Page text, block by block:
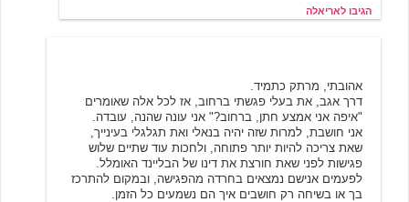
הגיבו לאריאלה
אהובתי, מרתק כתמיד.
דרך אגב, את בעלי פגשתי ברחוב, אז לכל אלה שאומרים
"איפה אני אמצע חתן, ברחוב?" אני עונה שהנה, עובדה.
אני חושבת, למרות שזה יהיה בנאלי ואת תגלגלי בעינייך,
שאת צריכה להיות יותר פתוחה, ולחכות עוד שתיים שלוש
פגישות לפני שאת חורצת את דינו של הבליינד האומלל.
לפעמים אנישם נמצאים בחרדה מהפגישה, ובמקום להתרכז
בך או בשיחה רק חושבים איך הם נשמעים כל הזמן.